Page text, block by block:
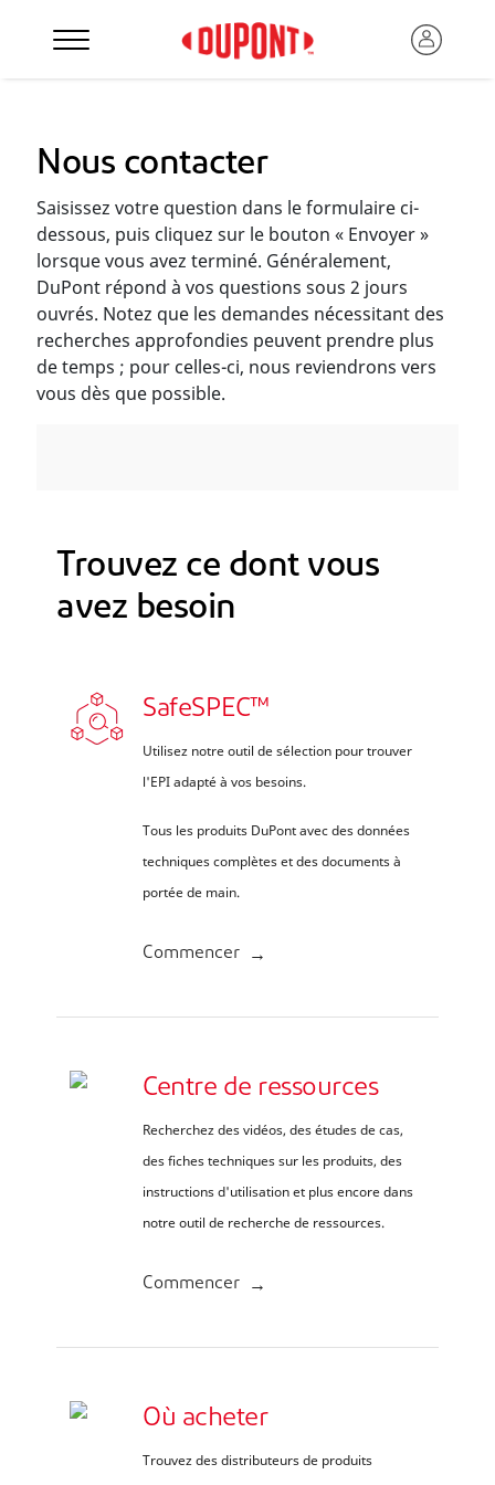
Nous contacter
Saisissez votre question dans le formulaire ci-
dessous, puis cliquez sur le bouton « Envoyer »
lorsque vous avez terminé. Généralement,
DuPont répond à vos questions sous 2 jours
ouvrés. Notez que les demandes nécessitant des
recherches approfondies peuvent prendre plus
de temps ; pour celles-ci, nous reviendrons vers
vous dès que possible.
Trouvez ce dont vous
avez besoin
SafeSPEC™
Utilisez notre outil de sélection pour trouver
l'EPI adapté à vos besoins.
Tous les produits DuPont avec des données
techniques complètes et des documents à
portée de main.
Commencer
Centre de ressources
Recherchez des vidéos, des études de cas,
des fiches techniques sur les produits, des
instructions d'utilisation et plus encore dans
notre outil de recherche de ressources.
Commencer
Où acheter
Trouvez des distributeurs de produits